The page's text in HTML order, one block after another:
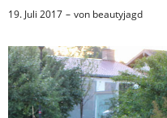
19. Juli 2017 von beautyjagd